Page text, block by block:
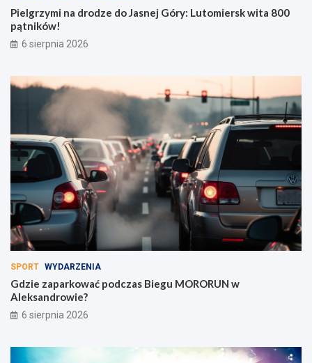
Pielgrzymi na drodze do Jasnej Góry: Lutomiersk wita 800
pątników!
6 sierpnia 2026
SPORT WYDARZENIA
Gdzie zaparkować podczas Biegu MORORUN w
Aleksandrowie?
6 sierpnia 2026